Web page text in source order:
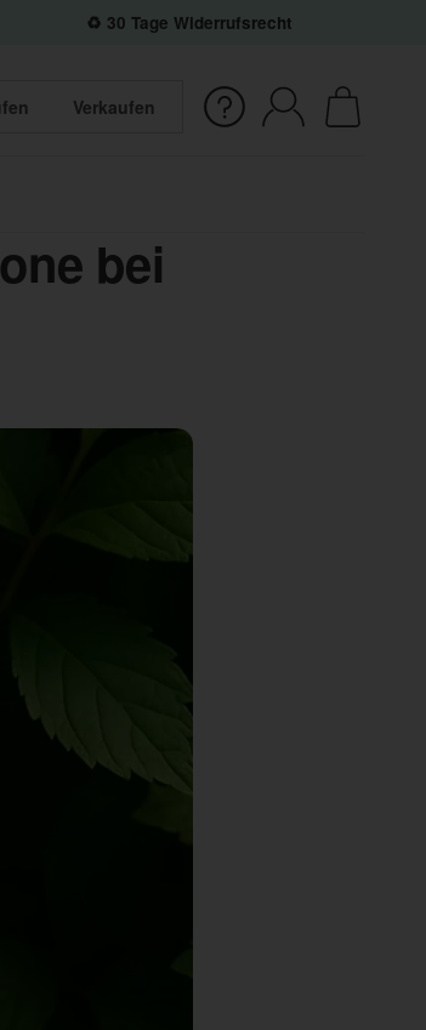
♻️ 30 Tage Widerrufsrecht
Verkaufen
bei